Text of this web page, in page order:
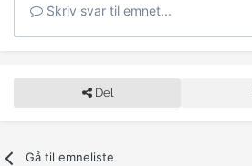
Skriv svar til emnet...
Del
Gå til emneliste